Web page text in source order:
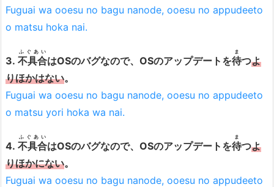
Fuguai wa ooesu no bagu nanode, ooesu no appudeeto
o matsu hoka nai.
3. 不具合
ふぐあい
はOSのバグなので、OSのアップデートを待
ま
つよ
りほかはない。
Fuguai wa ooesu no bagu nanode, ooesu no appudeeto
o matsu yori hoka wa nai.
4. 不具合
ふぐあい
はOSのバグなので、OSのアップデートを待
ま
つよ
りほかにない。
Fuguai wa ooesu no bagu nanode, ooesu no appudeeto